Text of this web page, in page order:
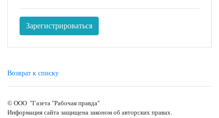
Зарегистрироваться
Возврат к списку
© ООО "Газета "Рабочая правда"
Информация сайта защищена законом об авторских правах.